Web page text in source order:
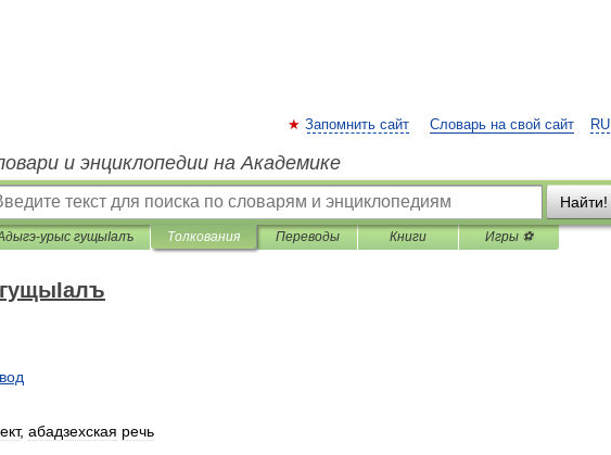
RU
Запомнить сайт Словарь на свой сайт
и энциклопедии на Академике
Найти!
урыс гущыIалъ Толкования Переводы Книги Игры ⚽
, абадзехская речь